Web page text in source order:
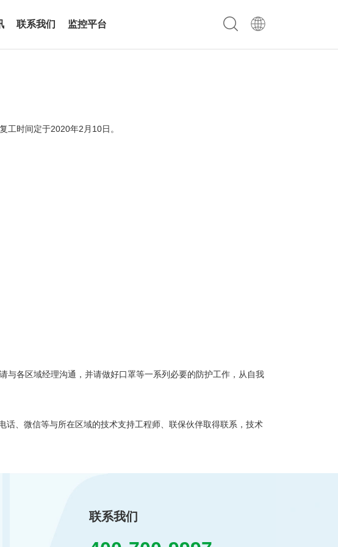
联系我们 监控平台
工时间定于2020年2月10日。
与各区域经理沟通，并请做好口罩等一系列必要的防护工作，从自我
话、微信等与所在区域的技术支持工程师、联保伙伴取得联系，技术
联系我们